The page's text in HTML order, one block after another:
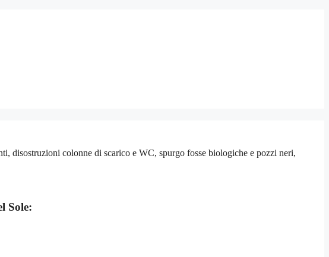
disostruzioni colonne di scarico e WC, spurgo fosse biologiche e pozzi neri,
Sole: